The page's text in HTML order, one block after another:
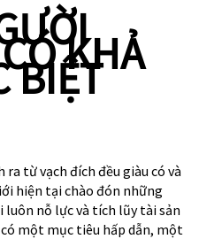
KHẢ
BIỆT
từ vạch đích đều giàu có và
hiện tại chào đón những
nỗ lực và tích lũy tài sản
một mục tiêu hấp dẫn, một